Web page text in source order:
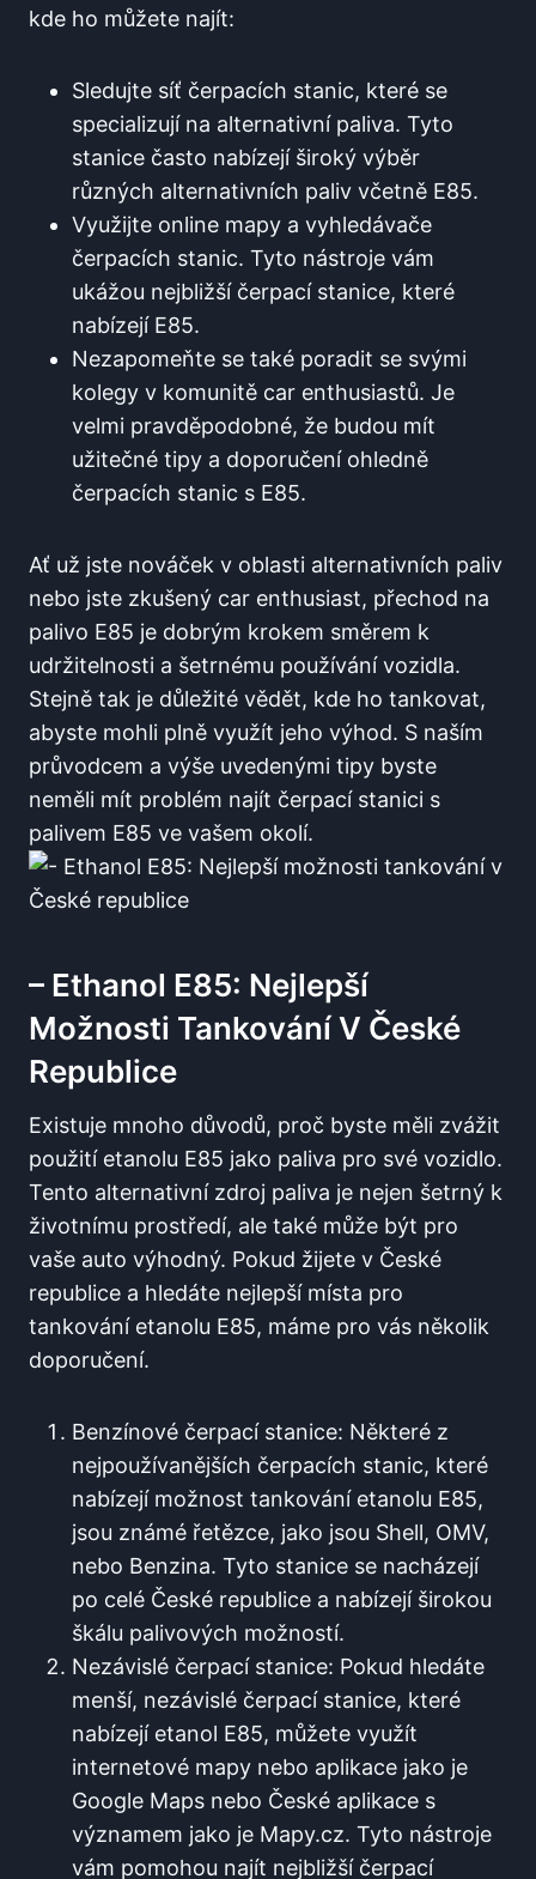
kde ho můžete najít:
Sledujte síť čerpacích stanic, ⁣které se
specializují na alternativní⁣ paliva. ⁢Tyto
stanice často nabízejí​ široký výběr
různých alternativních paliv včetně E85.
Využijte ‌online ⁣mapy⁣ a vyhledávače
čerpacích stanic. ⁤Tyto nástroje‌ vám
ukážou nejbližší⁤ čerpací⁤ stanice, které
nabízejí E85.
Nezapomeňte⁤ se také poradit se svými
kolegy v ⁣komunitě car ⁢enthusiastů. Je
velmi pravděpodobné, ⁣že ​budou mít
užitečné⁤ tipy a doporučení ohledně
⁤čerpacích stanic s E85.
Ať už jste nováček⁤ v oblasti alternativních paliv​
nebo jste zkušený⁢ car ‌enthusiast, přechod ⁣na
palivo E85 je‍ dobrým krokem ‌směrem ⁣k
udržitelnosti a šetrnému používání ‌vozidla.
Stejně tak je důležité ‍vědět,‍ kde‍ ho​ tankovat,
abyste mohli plně využít jeho výhod.⁣ S ‍naším
průvodcem a výše uvedenými ⁢tipy⁢ byste
neměli mít problém najít čerpací stanici ​s
palivem E85⁣ ve vašem okolí.
– ⁢Ethanol‌ E85:‍ Nejlepší‌
Možnosti Tankování V ⁢České
Republice
Existuje mnoho důvodů, proč byste měli zvážit‍
použití etanolu‍ E85 jako⁢ paliva pro své​ vozidlo.
Tento alternativní zdroj paliva je nejen šetrný k
životnímu ⁣prostředí, ale také může​ být pro
vaše auto výhodný. Pokud žijete v České⁣
republice a⁤ hledáte ‌nejlepší místa pro
tankování ​etanolu E85, máme ⁤pro vás několik‍
doporučení.
Benzínové⁣ čerpací stanice: Některé⁢ z
nejpoužívanějších čerpacích ⁤stanic, které
nabízejí možnost⁣ tankování ⁤etanolu E85,⁣
jsou známé řetězce, jako jsou ​Shell, ⁣OMV,
nebo ​Benzina. Tyto stanice se nacházejí
po celé České republice a nabízejí⁢ širokou
škálu palivových možností.
Nezávislé čerpací stanice: Pokud hledáte
menší, nezávislé čerpací stanice, které
nabízejí etanol E85, ‍můžete využít⁣
internetové mapy nebo aplikace⁣ jako je
Google Maps⁣ nebo ​České aplikace ​s
významem ‌jako​ je Mapy.cz.​ Tyto ⁢nástroje
vám pomohou najít nejbližší čerpací